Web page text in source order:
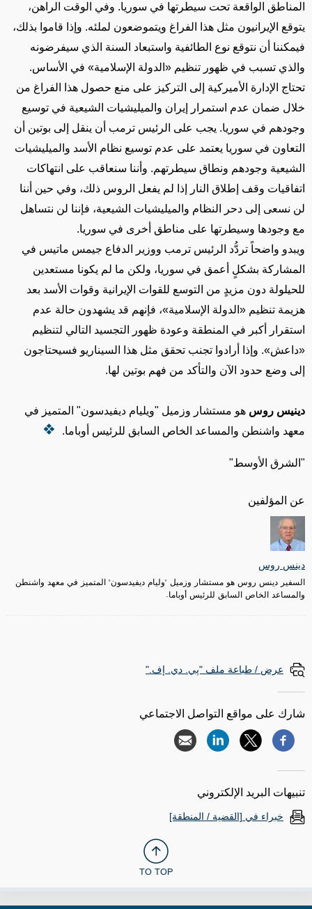
عن المؤلفين
دينس روس
السفير دينس روس هو مستشار وزميل "وليام ديفيدسون" المتميز في معهد واشنطن
والمساعد الخاص السابق للرئيس أوباما.
المناطق الواقعة تحت سيطرتها في سوريا. وفي الوقت الراهن،
يتوقع الإيرانيون مثل هذا الفراغ ويتموضعون لملئه. وإذا قاموا بذلك،
فيمكننا أن نتوقع نوع الطائفية واستبعاد السنة الذي سيفرضونه
والذي تسبب في ظهور تنظيم «الدولة الإسلامية» في الأساس.
تحتاج الإدارة الأميركية إلى التركيز على منع حصول هذا الفراغ من
خلال ضمان عدم استمرار إيران والميليشيات الشيعية في توسيع
وجودهم في سوريا. يجب على الرئيس ترمب أن ينقل إلى بوتين أن
التعاون في سوريا يعتمد على عدم توسيع نظام الأسد والميليشيات
الشيعية وجودهم ونطاق سيطرتهم. وأننا سنعاقب على انتهاكات
اتفاقيات وقف إطلاق النار إذا لم يفعل الروس ذلك، وفي حين أننا
لن نسعى إلى دحر النظام والميليشيات الشيعية، فإننا لن نتساهل
مع وجودها وسيطرتها على مناطق أخرى في سوريا.
ويبدو واضحاً تردُّد الرئيس ترمب ووزير الدفاع جيمس ماتيس في
المشاركة بشكلٍ أعمق في سوريا، ولكن ما لم يكونا مستعدين
للحيلولة دون مزيدٍ من التوسع للقوات الإيرانية وقوات الأسد بعد
هزيمة تنظيم «الدولة الإسلامية»، فإنهم قد يشهدون حالة عدم
استقرار أكبر في المنطقة وعودة ظهور التجسيد التالي لتنظيم
«داعش». وإذا أرادوا تجنب تحقق مثل هذا السيناريو فسيحتاجون
إلى وضع حدود الآن والتأكد من فهم بوتين لها.
دينيس روس هو مستشار وزميل "ويليام ديفيدسون" المتميز في
معهد واشنطن والمساعد الخاص السابق للرئيس أوباما.
"الشرق الأوسط"
عرض / طباعة ملف "پي. دي. إف."
شارك على مواقع التواصل الاجتماعي
تنبيهات البريد الإلكتروني
خبراء في [القضية / المنطقة]
TO TOP